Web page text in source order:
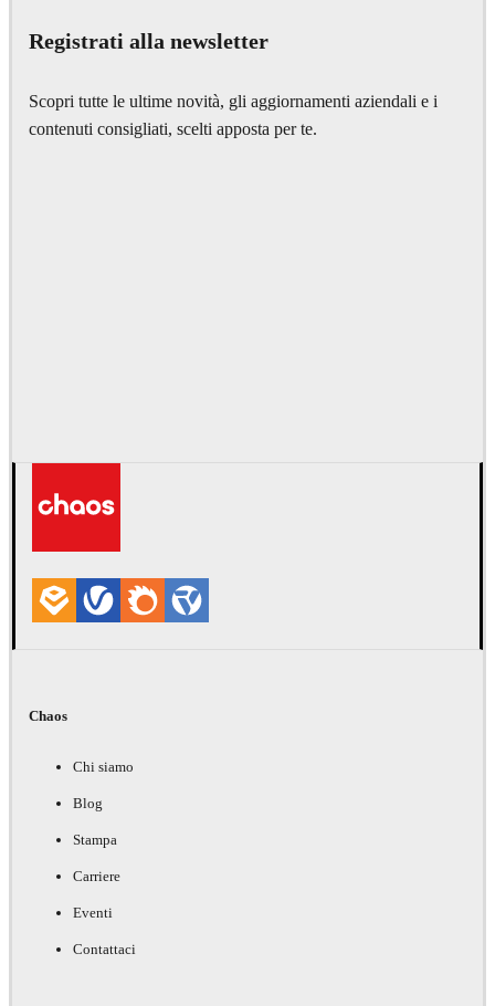
Registrati alla newsletter
Scopri tutte le ultime novità, gli aggiornamenti aziendali e i
contenuti consigliati, scelti apposta per te.
Chaos
Chi siamo
Blog
Stampa
Carriere
Eventi
Contattaci